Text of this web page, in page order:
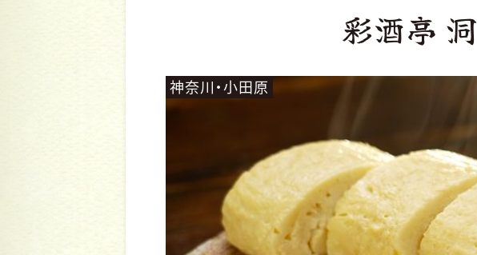
彩酒亭 洞
神奈川・小田原